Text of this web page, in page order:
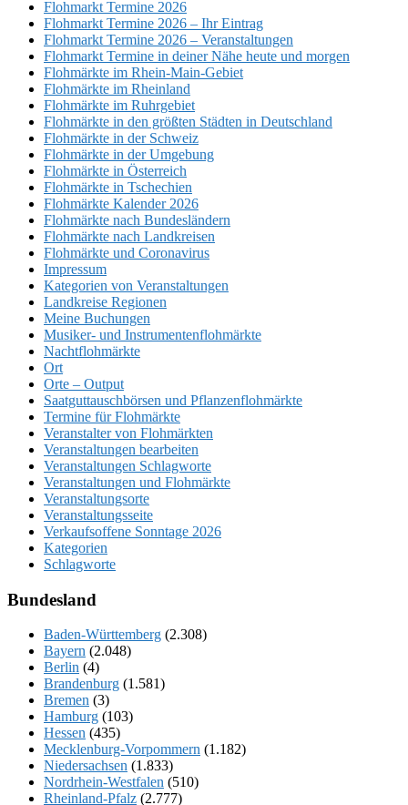
Flohmarkt Termine 2026
Flohmarkt Termine 2026 – Ihr Eintrag
Flohmarkt Termine 2026 – Veranstaltungen
Flohmarkt Termine in deiner Nähe heute und morgen
Flohmärkte im Rhein-Main-Gebiet
Flohmärkte im Rheinland
Flohmärkte im Ruhrgebiet
Flohmärkte in den größten Städten in Deutschland
Flohmärkte in der Schweiz
Flohmärkte in der Umgebung
Flohmärkte in Österreich
Flohmärkte in Tschechien
Flohmärkte Kalender 2026
Flohmärkte nach Bundesländern
Flohmärkte nach Landkreisen
Flohmärkte und Coronavirus
Impressum
Kategorien von Veranstaltungen
Landkreise Regionen
Meine Buchungen
Musiker- und Instrumentenflohmärkte
Nachtflohmärkte
Ort
Orte – Output
Saatguttauschbörsen und Pflanzenflohmärkte
Termine für Flohmärkte
Veranstalter von Flohmärkten
Veranstaltungen bearbeiten
Veranstaltungen Schlagworte
Veranstaltungen und Flohmärkte
Veranstaltungsorte
Veranstaltungsseite
Verkaufsoffene Sonntage 2026
Kategorien
Schlagworte
Bundesland
Baden-Württemberg (2.308)
Bayern (2.048)
Berlin (4)
Brandenburg (1.581)
Bremen (3)
Hamburg (103)
Hessen (435)
Mecklenburg-Vorpommern (1.182)
Niedersachsen (1.833)
Nordrhein-Westfalen (510)
Rheinland-Pfalz (2.777)